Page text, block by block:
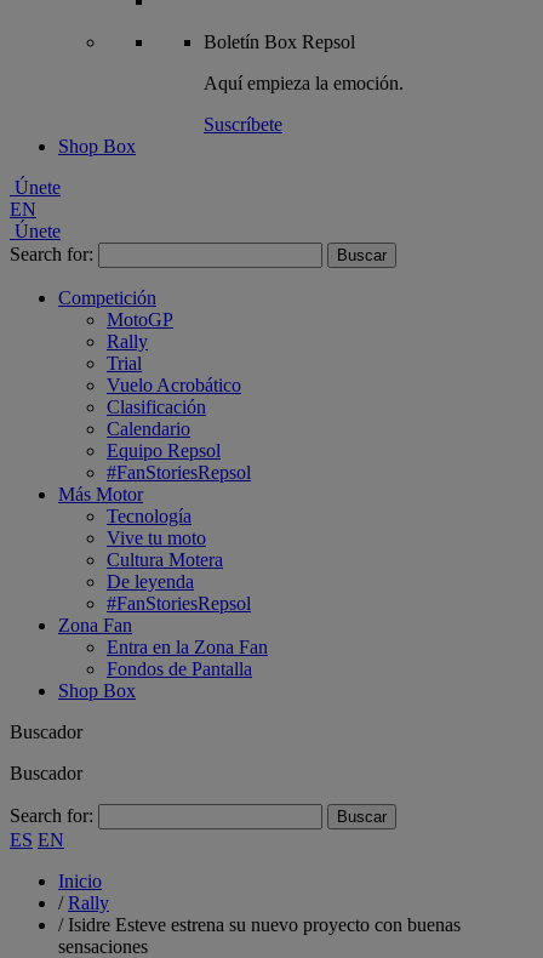
Boletín Box Repsol
Aquí empieza la emoción.
Suscríbete
Shop Box
Únete
EN
Únete
Search for:
Competición
MotoGP
Rally
Trial
Vuelo Acrobático
Clasificación
Calendario
Equipo Repsol
#FanStoriesRepsol
Más Motor
Tecnología
Vive tu moto
Cultura Motera
De leyenda
#FanStoriesRepsol
Zona Fan
Entra en la Zona Fan
Fondos de Pantalla
Shop Box
Buscador
Buscador
Search for:
ES EN
Inicio
/Rally
/Isidre Esteve estrena su nuevo proyecto con buenas
sensaciones